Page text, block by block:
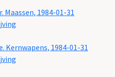
1984-01-31
Kernwapens, 1984-01-31